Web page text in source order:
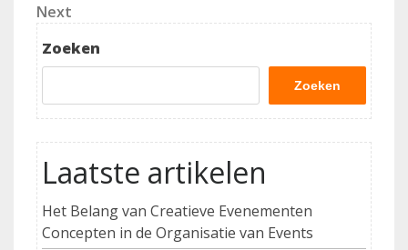
Next
Post
Next
Zoeken
Zoeken
Laatste artikelen
Het Belang van Creatieve Evenementen
Concepten in de Organisatie van Events